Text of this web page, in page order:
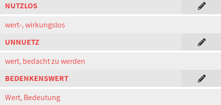
NUTZLOS
wert-, wirkungslos
UNNUETZ
wert, bedacht zu werden
BEDENKENSWERT
Wert, Bedeutung